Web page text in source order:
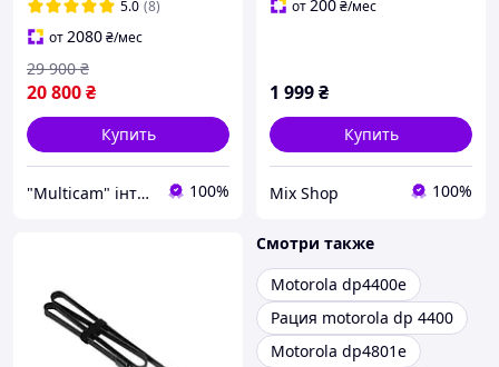
5.0 (8)
от2080₴/мес
20 800₴
29 900 ₴
Купить
"Multicam" інтернет магазин 100%
от200₴/мес
1 999₴
Купить
Mix Shop 100%
Смотри также
Motorola dp4400e
Рация motorola dp 4400
Motorola dp4801e